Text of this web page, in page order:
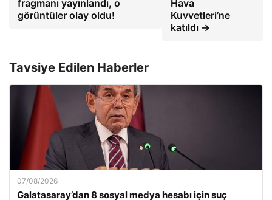
fragmanı yayınlandı, o
görüntüler olay oldu!
Hava
Kuvvetleri’ne
katıldı →
Tavsiye Edilen Haberler
07/08/2026
Galatasaray’dan 8 sosyal medya hesabı için suç